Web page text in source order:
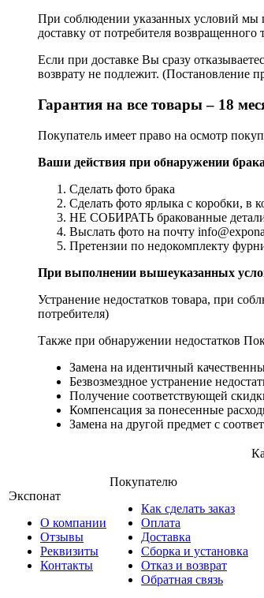
При соблюдении указанных условий мы
доставку от потребителя
Если при доставке Вы сразу
возврату не подлежит. (Постановление
Гарантия на все товары – 18
Покупатель имеет право на осмотр
Ваши действия при обнаружении
Сделать фото брака
Сделать фото ярлыка с коробки, в
НЕ СОБИРАТЬ бракованные детали,
Выслать фото на почту
Претензии по недокомплекту
При выполнении вышеуказанных
Устранение недостатков товара, при
потребителя)
Также при обнаружении недостатков
Замена на идентичный
Безвозмездное устранение
Получение соответствующей
Компенсация за понесенные
Замена на другой предмет с
Экспонат
О компании
Отзывы
Реквизиты
Контакты
Покупателю
Как сделать заказ
Оплата
Доставка
Сборка и установка
Отказ и возврат
Обратная связь